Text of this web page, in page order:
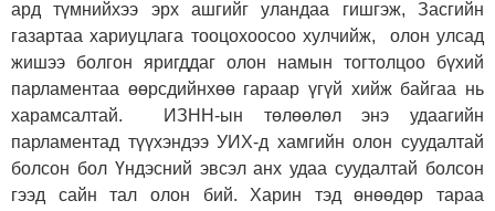
ард түмнийхээ эрх ашгийг уландаа гишгэж, Засгийн
газартаа хариуцлага тооцохоосоо хулчийж, олон улсад
жишээ болгон яригддаг олон намын тогтолцоо бүхий
парламентаа өөрсдийнхөө гараар үгүй хийж байгаа нь
харамсалтай. ИЗНН-ын төлөөлөл энэ удаагийн
парламентад түүхэндээ УИХ-д хамгийн олон суудалтай
болсон бол Үндэсний эвсэл анх удаа суудалтай болсон
гээд сайн тал олон бий. Харин тэд өнөөдөр тараа